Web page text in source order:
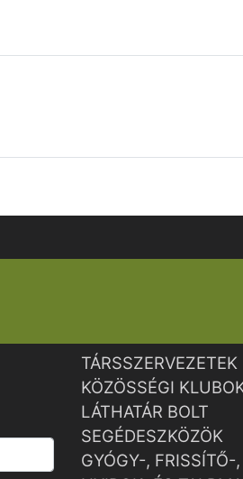
TÁRSSZERVEZETEK
KÖZÖSSÉGI
LÁTHATÁR BOLT
SEGÉDESZKÖZÖK
GYÓGY-, FRISSÍTŐ-,